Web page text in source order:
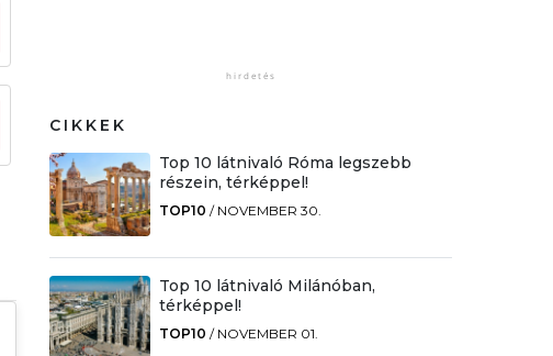
CIKKEK
Top 10 látnivaló Róma legszebb
részein, térképpel!
TOP10 / NOVEMBER 30.
Top 10 látnivaló Milánóban,
térképpel!
TOP10 / NOVEMBER 01.